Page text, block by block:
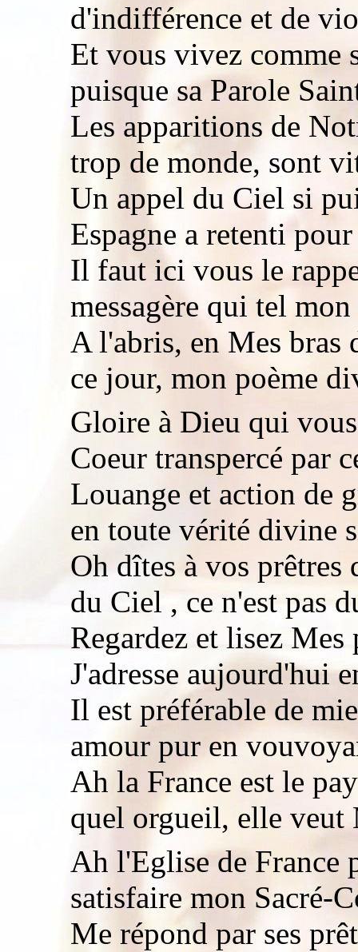
d'indifférence et de
Et vous vivez comme
puisque sa Parole
Les apparitions de
trop de monde, sont
Un appel du Ciel si
Espagne a retenti
Il faut ici vous le
messagère qui tel
A l'abris, en Mes bras
ce jour, mon poème
Gloire à Dieu qui
Coeur transpercé par
Louange et action de
en toute vérité divine
Oh dîtes à vos prêtres
du Ciel , ce n'est pas
Regardez et lisez Mes
J'adresse aujourd'hui
Il est préférable de
amour pur en
Ah la France est le
quel orgueil, elle veut
Ah l'Eglise de France
satisfaire mon Sacré-
Me répond par ses